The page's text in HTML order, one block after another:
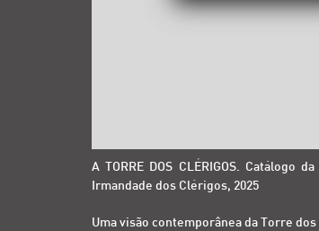
A TORRE DOS CLÉRIGOS. Catálogo
Irmandade dos Clérigos, 2025
Uma visão contemporânea da Torre